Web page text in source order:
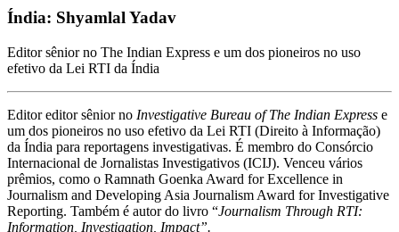
Índia: Shyamlal Yadav
Editor sênior no The Indian Express e um dos pioneiros no uso
efetivo da Lei RTI da Índia
Editor editor sênior no Investigative Bureau of The Indian Express e
um dos pioneiros no uso efetivo da Lei RTI (Direito à Informação)
da Índia para reportagens investigativas. É membro do Consórcio
Internacional de Jornalistas Investigativos (ICIJ). Venceu vários
prêmios, como o Ramnath Goenka Award for Excellence in
Journalism and Developing Asia Journalism Award for Investigative
Reporting. Também é autor do livro “Journalism Through RTI:
Information, Investigation, Impact”.